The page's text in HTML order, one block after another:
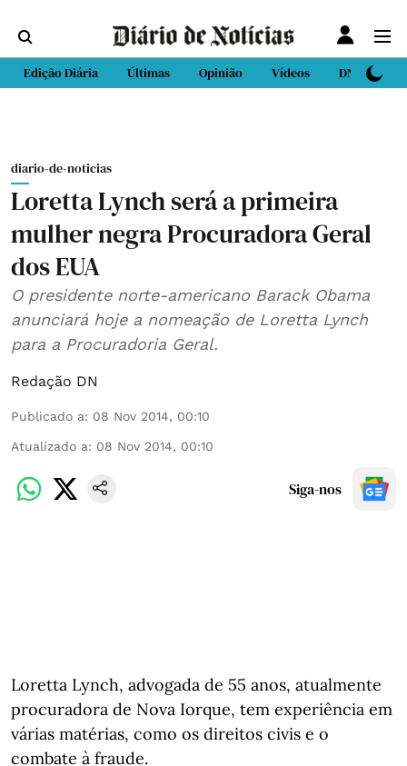
Edição Diária Últimas Opinião Vídeos DN Sport
diario-de-noticias
Loretta Lynch será a primeira
mulher negra Procuradora Geral
dos EUA
O presidente norte-americano Barack Obama
anunciará hoje a nomeação de Loretta Lynch
para a Procuradoria Geral.
Redação DN
Publicado a: 08 Nov 2014, 00:10
Atualizado a: 08 Nov 2014, 00:10
Siga-nos
Loretta Lynch, advogada de 55 anos, atualmente
procuradora de Nova Iorque, tem experiência em
várias matérias, como os direitos civis e o
combate à fraude.